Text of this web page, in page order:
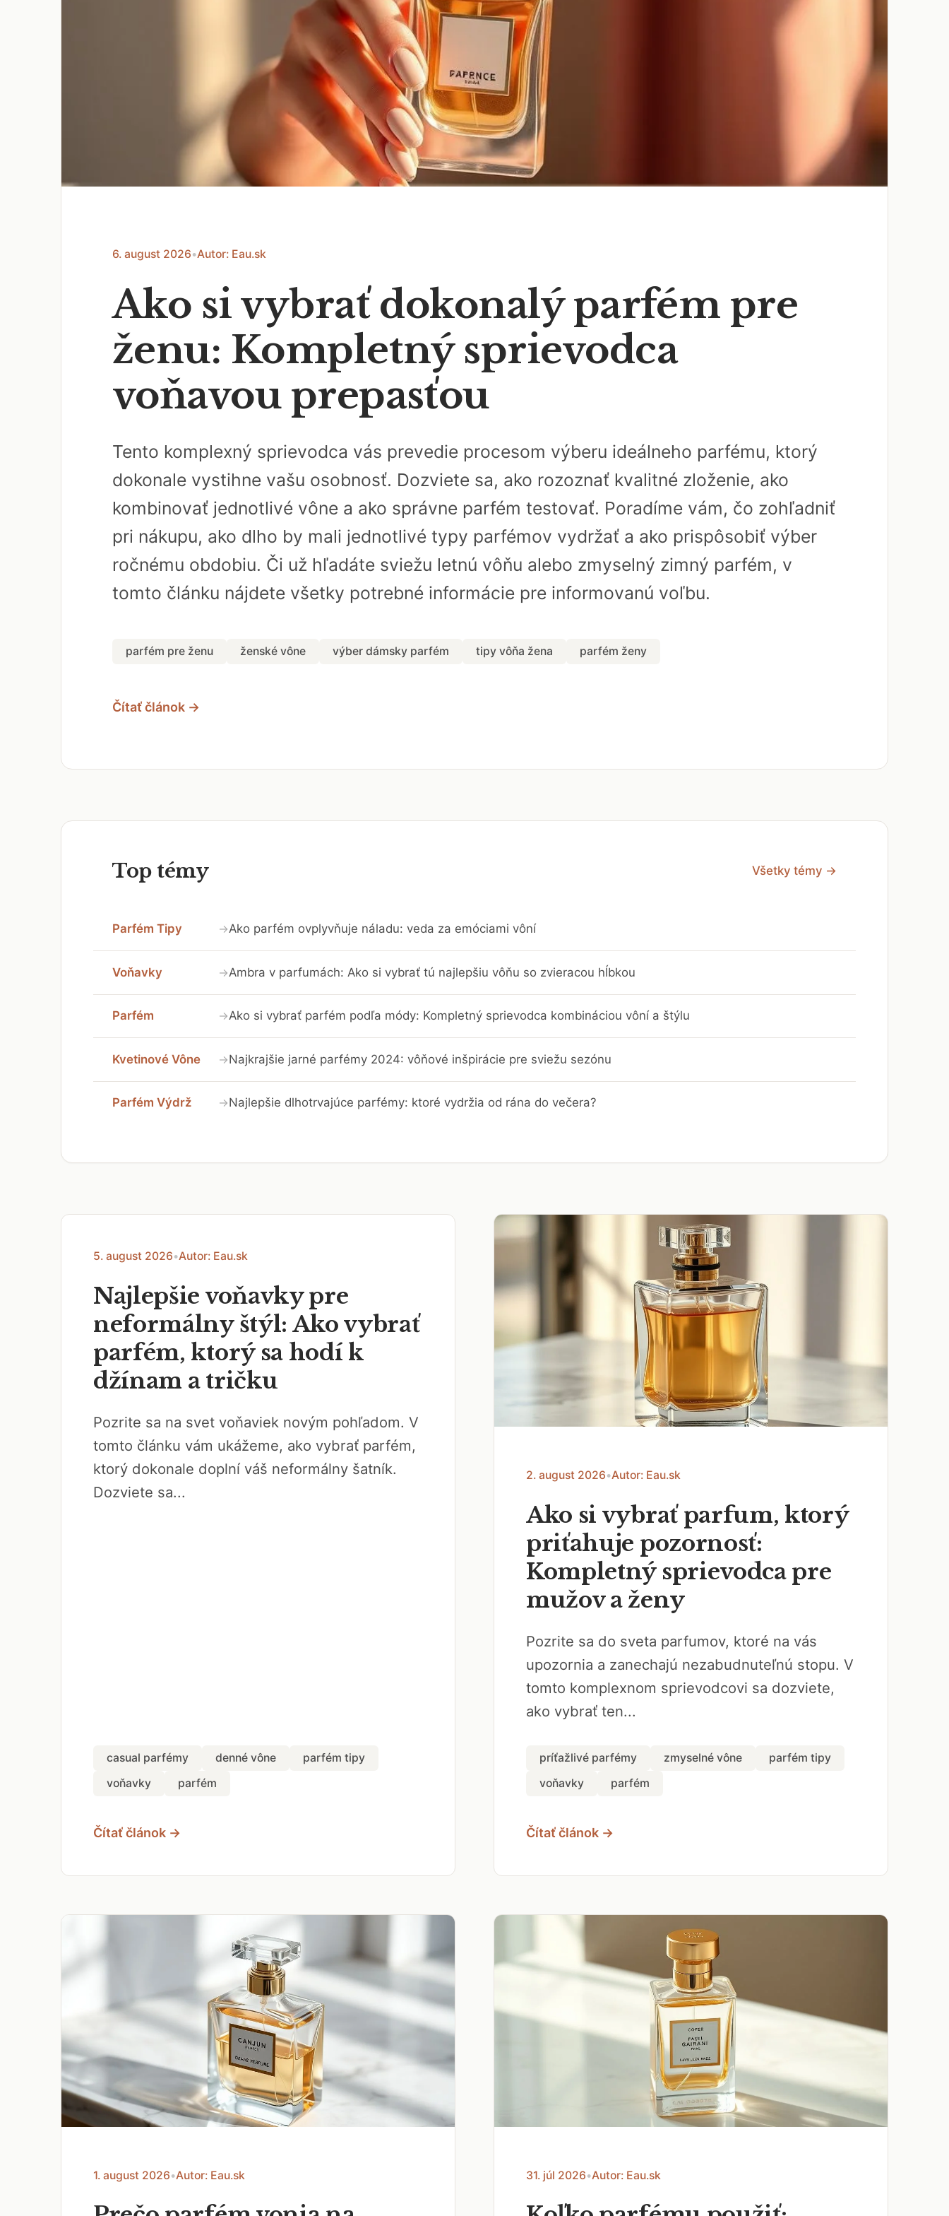
6. august 2026•Autor: Eau.sk
Ako si vybrať dokonalý parfém pre
ženu: Kompletný sprievodca
voňavou prepasťou
Tento komplexný sprievodca vás prevedie procesom výberu ideálneho parfému, ktorý
dokonale vystihne vašu osobnosť. Dozviete sa, ako rozoznať kvalitné zloženie, ako
kombinovať jednotlivé vône a ako správne parfém testovať. Poradíme vám, čo zohľadniť
pri nákupu, ako dlho by mali jednotlivé typy parfémov vydržať a ako prispôsobiť výber
ročnému obdobiu. Či už hľadáte sviežu letnú vôňu alebo zmyselný zimný parfém, v
tomto článku nájdete všetky potrebné informácie pre informovanú voľbu.
parfém pre ženu ženské vône výber dámsky parfém tipy vôňa žena parfém ženy
Čítať článok →
Top témy Všetky témy →
Parfém Tipy →Ako parfém ovplyvňuje náladu: veda za emóciami vôní
Voňavky →Ambra v parfumách: Ako si vybrať tú najlepšiu vôňu so zvieracou hĺbkou
Parfém →Ako si vybrať parfém podľa módy: Kompletný sprievodca kombináciou vôní a štýlu
Kvetinové Vône →Najkrajšie jarné parfémy 2024: vôňové inšpirácie pre sviežu sezónu
Parfém Výdrž →Najlepšie dlhotrvajúce parfémy: ktoré vydržia od rána do večera?
5. august 2026•Autor: Eau.sk
Najlepšie voňavky pre
neformálny štýl: Ako vybrať
parfém, ktorý sa hodí k
džínam a tričku
Pozrite sa na svet voňaviek novým pohľadom. V
tomto článku vám ukážeme, ako vybrať parfém,
ktorý dokonale doplní váš neformálny šatník.
Dozviete sa...
casual parfémy denné vône
parfém tipy
voňavky
parfém
Čítať článok →
2. august 2026•Autor: Eau.sk
Ako si vybrať parfum, ktorý
priťahuje pozornosť:
Kompletný sprievodca pre
mužov a ženy
Pozrite sa do sveta parfumov, ktoré na vás
upozornia a zanechajú nezabudnuteľnú stopu. V
tomto komplexnom sprievodcovi sa dozviete,
ako vybrať ten...
príťažlivé parfémy zmyselné vône
parfém tipy
voňavky
parfém
Čítať článok →
1. august 2026•Autor: Eau.sk 31. júl 2026•Autor: Eau.sk